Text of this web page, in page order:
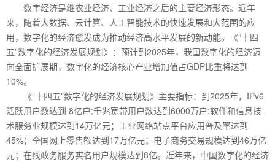
数字经济是继农业经济、工业经济之后的主要经济形态。近年
来，随着大数据、云计算、人工智能技术的快速发展和大范围的应
用，数字化的经济愈发成为推动经济高水平发展的新动能。《“十四
五”数字化的经济发展规划》：预计到2025年，我国数字化的经济迈
向全面扩展期，数字化的经济核心产业增加值占GDP比重将达到
10%。
《“十四五”数字化的经济发展规划》主要指标：到2025年，IPv6
活跃用户数达到 8亿户;千兆宽带用户数达到6000万户;软件和信息技
术服务业规模达到14万亿元；工业网络站点平台应用普及率达到
45%；全国网上零售额达到17万亿元；电子商务交易规模达到46万亿
元；在线政务服务实名用户规模达到8亿。近年来，中国数字化的经济